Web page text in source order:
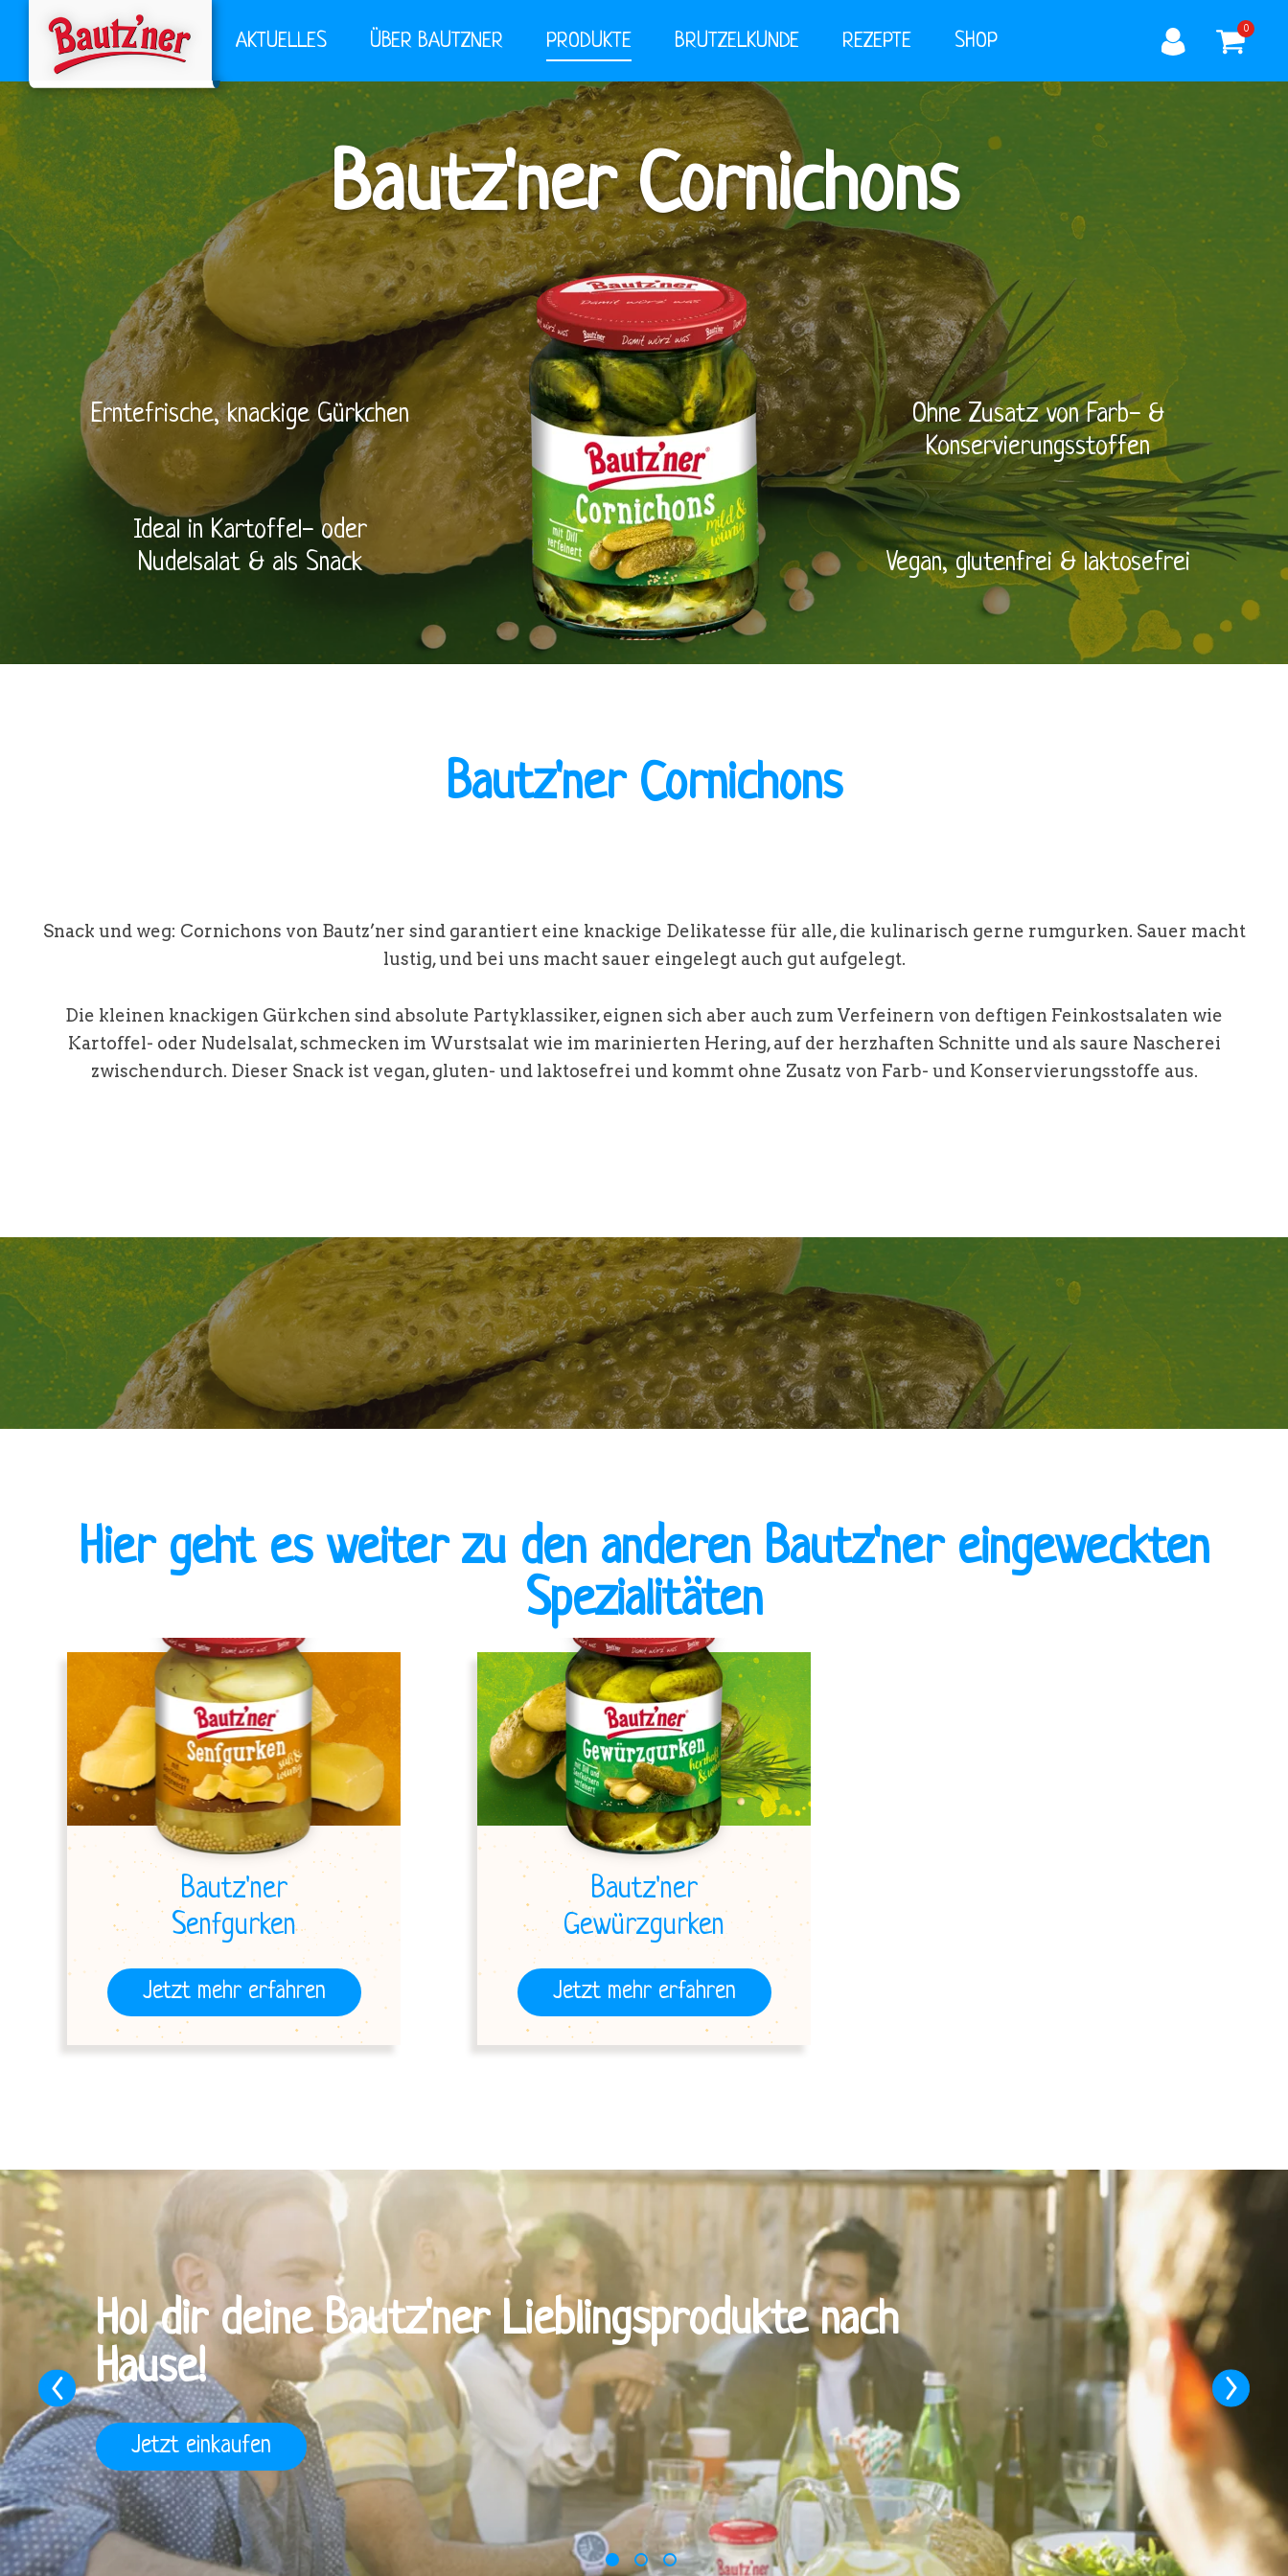
AKTUELLES ÜBER BAUTZNER PRODUKTE BRUTZELKUNDE REZEPTE SHOP
0
Bautz'ner Cornichons
Erntefrische, knackige Gürkchen
Ideal in Kartoffel- oder
Nudelsalat & als Snack
Ohne Zusatz von Farb- &
Konservierungsstoffen
Vegan, glutenfrei & laktosefrei
Bautz'ner Cornichons
Snack und weg: Cornichons von Bautz’ner sind garantiert eine knackige Delikatesse für alle, die kulinarisch gerne rumgurken. Sauer macht
lustig, und bei uns macht sauer eingelegt auch gut aufgelegt.
Die kleinen knackigen Gürkchen sind absolute Partyklassiker, eignen sich aber auch zum Verfeinern von deftigen Feinkostsalaten wie
Kartoffel- oder Nudelsalat, schmecken im Wurstsalat wie im marinierten Hering, auf der herzhaften Schnitte und als saure Nascherei
zwischendurch. Dieser Snack ist vegan, gluten- und laktosefrei und kommt ohne Zusatz von Farb- und Konservierungsstoffe aus.
Hier geht es weiter zu den anderen Bautz'ner eingeweckten
Spezialitäten
Bautz'ner
Senfgurken
Jetzt mehr erfahren
Bautz'ner
Gewürzgurken
Jetzt mehr erfahren
Previous
Hol dir deine Bautz'ner Lieblingsprodukte nach
Hause!
Jetzt einkaufen
Next
1 2 3